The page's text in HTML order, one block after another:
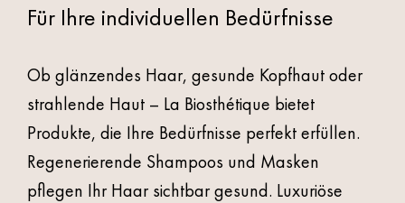
Für Ihre individuellen Bedürfnisse
Ob glänzendes Haar, gesunde Kopfhaut oder
strahlende Haut – La Biosthétique bietet
Produkte, die Ihre Bedürfnisse perfekt erfüllen.
Regenerierende Shampoos und Masken
pflegen Ihr Haar sichtbar gesund. Luxuriöse